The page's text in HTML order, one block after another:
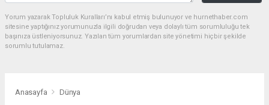
Yorum yazarak Topluluk Kuralları’nı kabul etmiş bulunuyor ve hurnethaber.com
sitesine yaptığınız yorumunuzla ilgili doğrudan veya dolaylı tüm sorumluluğu tek
başınıza üstleniyorsunuz. Yazılan tüm yorumlardan site yönetimi hiçbir şekilde
sorumlu tutulamaz.
Anasayfa Dünya